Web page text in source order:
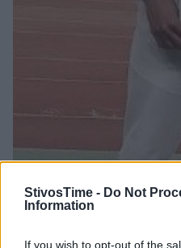
StivosTime - Do Not
Information
If you wish to opt-out of the